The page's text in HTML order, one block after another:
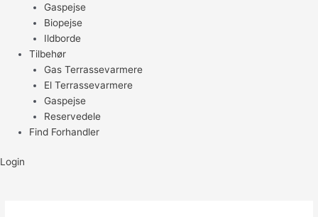
Gaspejse
Biopejse
Ildborde
Tilbehør
Gas Terrassevarmere
El Terrassevarmere
Gaspejse
Reservedele
Find Forhandler
Login